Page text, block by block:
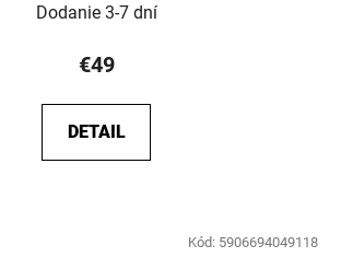
Dodanie 3-7 dní
€49
DETAIL
Kód: 5906694049118